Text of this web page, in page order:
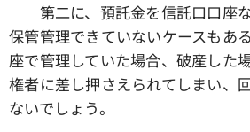
第二に、預託金を信託口口座
保管管理できていないケースもあ
座で管理していた場合、破産した
権者に差し押さえられてしまい、
ないでしょう。